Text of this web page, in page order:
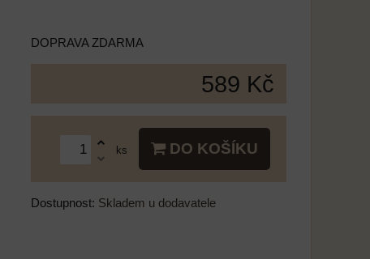
DOPRAVA ZDARMA
589 Kč
ks DO KOŠÍKU
Dostupnost: Skladem u dodavatele